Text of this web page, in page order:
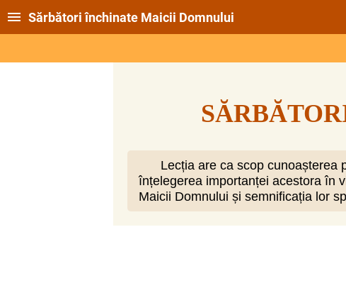
Sărbători închinate Maicii Domnului
Lecția are ca scop cunoașterea
înțelegerea importanței acestora în
Maicii Domnului și semnificația lor